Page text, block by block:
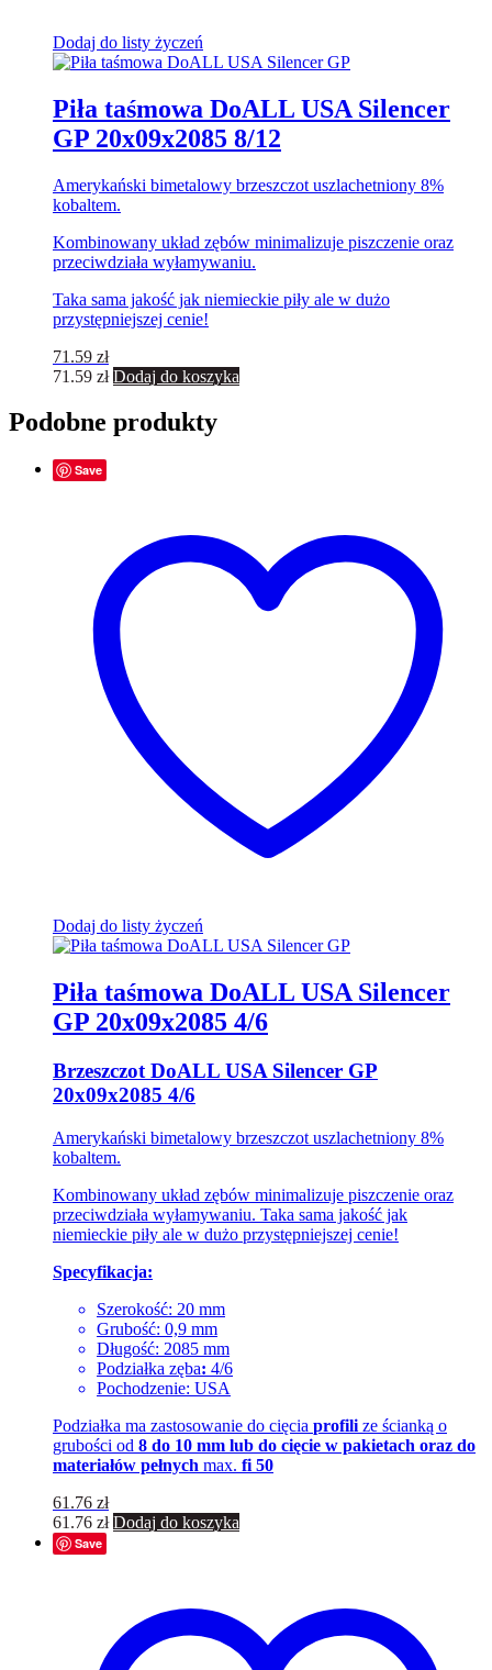
Dodaj do listy życzeń
Piła taśmowa DoALL USA Silencer
GP 20x09x2085 8/12
Amerykański bimetalowy brzeszczot uszlachetniony 8%
kobaltem.
Kombinowany układ zębów minimalizuje piszczenie oraz
przeciwdziała wyłamywaniu.
Taka sama jakość jak niemieckie piły ale w dużo
przystępniejszej cenie!
71.59 zł
71.59 zł Dodaj do koszyka
Podobne produkty
Save
Dodaj do listy życzeń
Piła taśmowa DoALL USA Silencer
GP 20x09x2085 4/6
Brzeszczot DoALL USA Silencer GP
20x09x2085 4/6
Amerykański bimetalowy brzeszczot uszlachetniony 8%
kobaltem.
Kombinowany układ zębów minimalizuje piszczenie oraz
przeciwdziała wyłamywaniu. Taka sama jakość jak
niemieckie piły ale w dużo przystępniejszej cenie!
Specyfikacja:
Szerokość: 20 mm
Grubość: 0,9 mm
Długość: 2085 mm
Podziałka zęba: 4/6
Pochodzenie: USA
Podziałka ma zastosowanie do cięcia profili ze ścianką o
grubości od 8 do 10 mm lub do cięcie w pakietach oraz do
materiałów pełnych max. fi 50
61.76 zł
61.76 zł Dodaj do koszyka
Save